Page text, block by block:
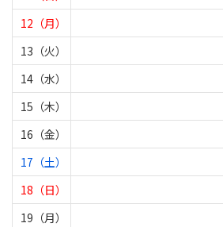
12（月）
13（火）
14（水）
15（木）
16（金）
17（土）
18（日）
19（月）